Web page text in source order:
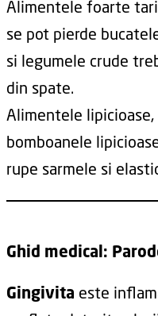
Alimentele foarte
se pot pierde
si legumele crude
din spate.
Alimentele lipicioase,
bomboanele
rupe sarmele si
Ghid medical:
Gingivita este